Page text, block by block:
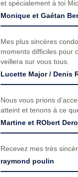
et spécialement à toi
Monique et Gaétan
Mes plus sincères
moments difficiles pour
veillera sur vous tous.
Lucette Major / Denis
Nous vous prions
atteint et tenons à ce
Martine et RObert
Recevez mes très
raymond poulin